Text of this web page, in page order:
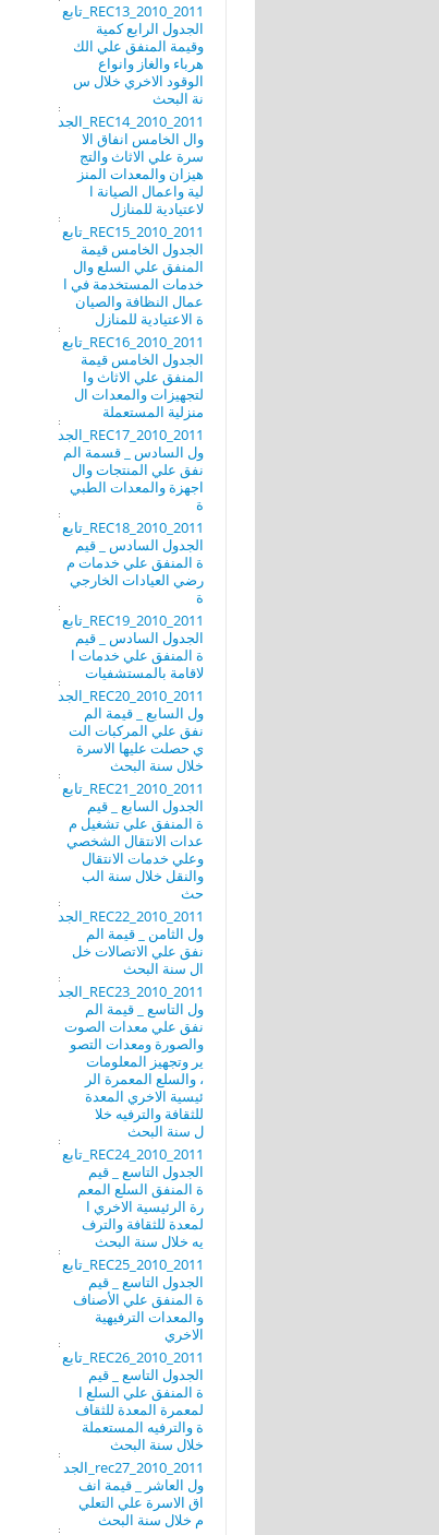
REC13_2010_2011_تابع
الجدول الرابع كمية
وقيمة المنفق علي الك
هرباء والغاز وانواع
الوقود الاخري خلال س
نة البحث
REC14_2010_2011_الجد
وال الخامس انفاق الا
سرة علي الاثاث والتج
هيزان والمعدات المنز
لية واعمال الصيانة ا
لاعتيادية للمنازل
REC15_2010_2011_تابع
الجدول الخامس قيمة
المنفق علي السلع وال
خدمات المستخدمة في ا
عمال النظافة والصيان
ة الاعتيادية للمنازل
REC16_2010_2011_تابع
الجدول الخامس قيمة
المنفق علي الاثاث وا
لتجهيزات والمعدات ال
منزلية المستعملة
REC17_2010_2011_الجد
ول السادس _ قسمة الم
نفق علي المنتجات وال
اجهزة والمعدات الطبي
ة
REC18_2010_2011_تابع
الجدول السادس _ قيم
ة المنفق علي خدمات م
رضي العيادات الخارجي
ة
REC19_2010_2011_تابع
الجدول السادس _ قيم
ة المنفق علي خدمات ا
لاقامة بالمستشفيات
REC20_2010_2011_الجد
ول السابع _ قيمة الم
نفق علي المركبات الت
ي حصلت عليها الاسرة
خلال سنة البحث
REC21_2010_2011_تابع
الجدول السابع _ قيم
ة المنفق علي تشغيل م
عدات الانتقال الشخصي
وعلي خدمات الانتقال
والنقل خلال سنة الب
حث
REC22_2010_2011_الجد
ول الثامن _ قيمة الم
نفق علي الاتصالات خل
ال سنة البحث
REC23_2010_2011_الجد
ول التاسع _ قيمة الم
نفق علي معدات الصوت
والصورة ومعدات التصو
ير وتجهيز المعلومات
، والسلع المعمرة الر
ئيسية الاخري المعدة
للثقافة والترفيه خلا
ل سنة البحث
REC24_2010_2011_تابع
الجدول التاسع _ قيم
ة المنفق السلع المعم
رة الرئيسية الاخري ا
لمعدة للثقافة والترف
يه خلال سنة البحث
REC25_2010_2011_تابع
الجدول التاسع _ قيم
ة المنفق علي الأصناف
والمعدات الترفيهية
الاخري
REC26_2010_2011_تابع
الجدول التاسع _ قيم
ة المنفق علي السلع ا
لمعمرة المعدة للثقاف
ة والترفيه المستعملة
خلال سنة البحث
rec27_2010_2011_الجد
ول العاشر _ قيمة انف
اق الاسرة علي التعلي
م خلال سنة البحث